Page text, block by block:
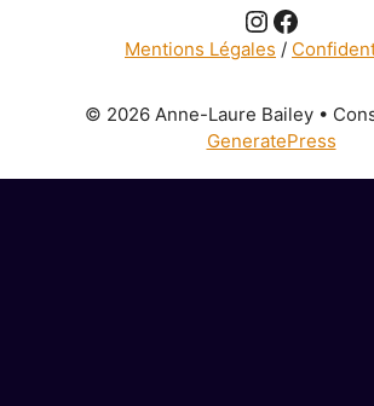
Instagram
Mentions Légales /
© 2026 Anne-Laure Bailey •
GeneratePress